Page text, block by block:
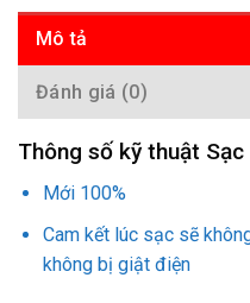
Mô tả
Đánh giá (0)
Thông số kỹ thuật
Mới 100%
Cam kết lúc sạc sẽ
không bị giật điện